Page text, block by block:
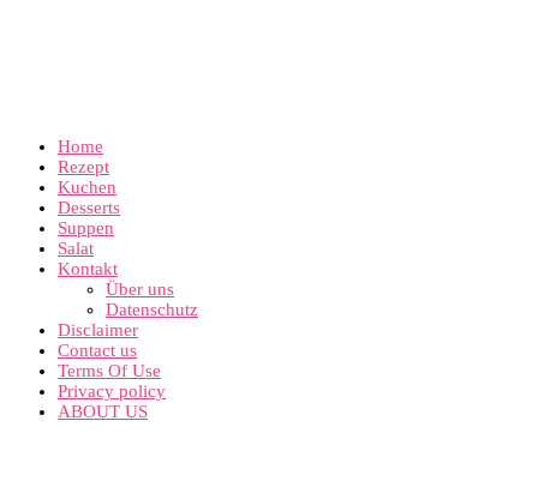
Home
Rezept
Kuchen
Desserts
Suppen
Salat
Kontakt
Über uns
Datenschutz
Disclaimer
Contact us
Terms Of Use
Privacy policy
ABOUT US